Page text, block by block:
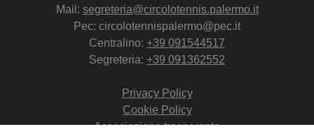
Mail: segreteria@circolotennis.palermo.it
Pec: circolotennispalermo@pec.it
Centralino: +39 091544517
Segreteria: +39 091362552
Privacy Policy
Cookie Policy
Associazione trasparente